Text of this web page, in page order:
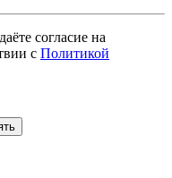
согласие на
с Политикой